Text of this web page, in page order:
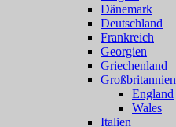
Dänemark
Deutschland
Frankreich
Georgien
Griechenland
Großbritannien
England
Wales
Italien